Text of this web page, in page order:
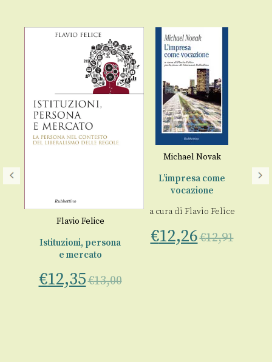
Flavio Felice
Istituzioni, persona
e mercato
€12,35€13,00
Michael Novak
L’impresa come
vocazione
a cura di Flavio Felice
€12,26€12,91
Il